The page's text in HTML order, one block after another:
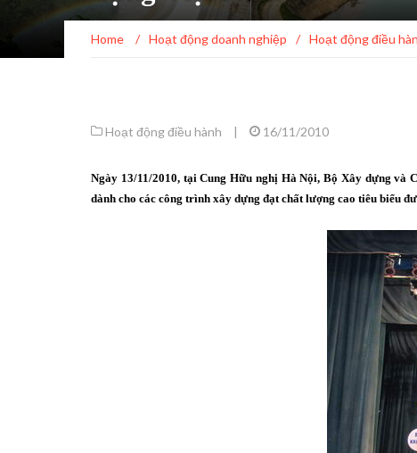
Home / Hoạt động doanh nghiệp / Hoạt động điều
Hoạt động điều hành | 16/11/2010
Ngày 13/11/2010, tại Cung Hữu nghị Hà Nội, Bộ Xây dựng
dành cho các công trình xây dựng đạt chất lượng cao tiêu biểu